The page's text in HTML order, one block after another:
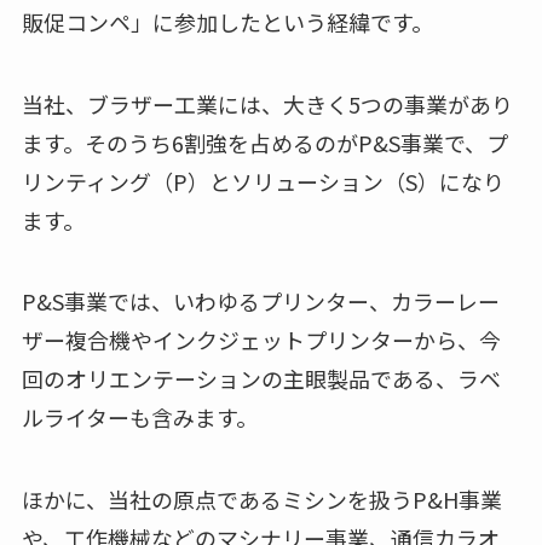
販促コンペ」に参加したという経緯です。
当社、ブラザー工業には、大きく5つの事業があり
ます。そのうち6割強を占めるのがP&S事業で、プ
リンティング（P）とソリューション（S）になり
ます。
P&S事業では、いわゆるプリンター、カラーレー
ザー複合機やインクジェットプリンターから、今
回のオリエンテーションの主眼製品である、ラベ
ルライターも含みます。
ほかに、当社の原点であるミシンを扱うP&H事業
や、工作機械などのマシナリー事業、通信カラオ